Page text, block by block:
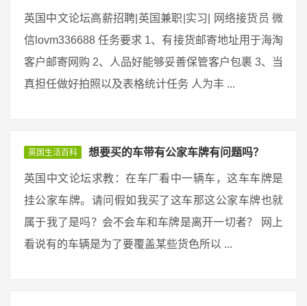
英国中文论坛高薪招聘|英国兼职|实习| 网络接货员 微
信lovm336688 任务要求 1、有接货邮寄地址用于海淘
客户邮寄网购 2、人品好能够妥善保管客户包裹 3、当
真担任做好拍照以及表格统计任务 人为丰 ...
英国生活百科 想要买的车带有公家车牌有问题吗？
英国中文论坛求教：在车厂看中一辆车，这车车牌是
挂公家车牌。请问假如我买了这车那这公家车牌也就
属于我了是吗？会不会车和车牌是离开一切者？ 网上
看说有的车辆是为了要覆盖某些货色所以 ...